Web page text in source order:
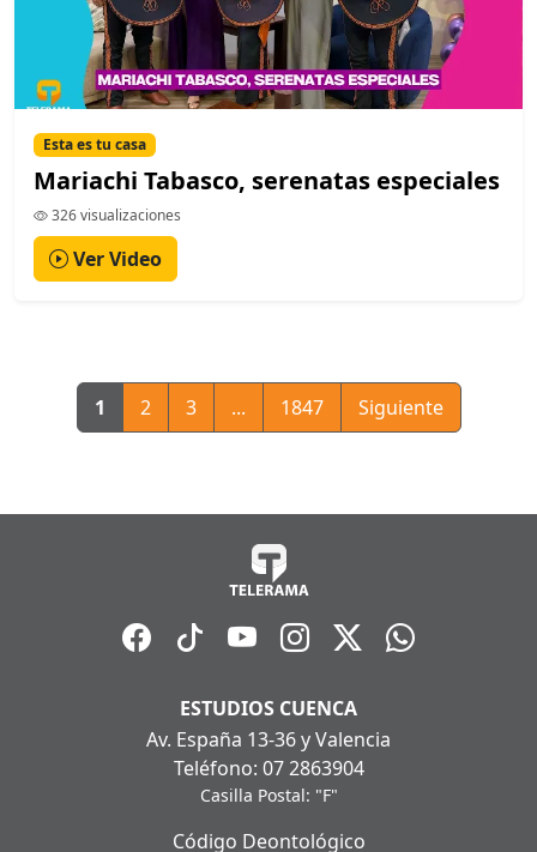
Esta es tu casa
Mariachi Tabasco, serenatas especiales
326 visualizaciones
Ver Video
1 2 3 ... 1847 Siguiente
ESTUDIOS CUENCA
Av. España 13-36 y Valencia
Teléfono: 07 2863904
Casilla Postal: "F"
Código Deontológico